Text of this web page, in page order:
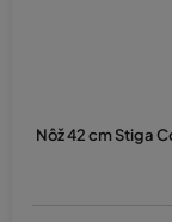
Nôž 42 cm Stiga